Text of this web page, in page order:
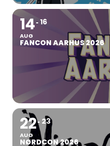
14
AUG
16
FANCON AARHUS 2026
22
AUG
23
NØRDCON 2026